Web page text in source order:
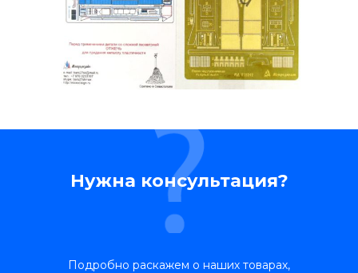
Нужна консультация?
Подробно раскажем о наших товарах,